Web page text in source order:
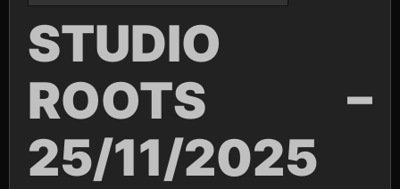
STUDIO
ROOTS –
25/11/2025